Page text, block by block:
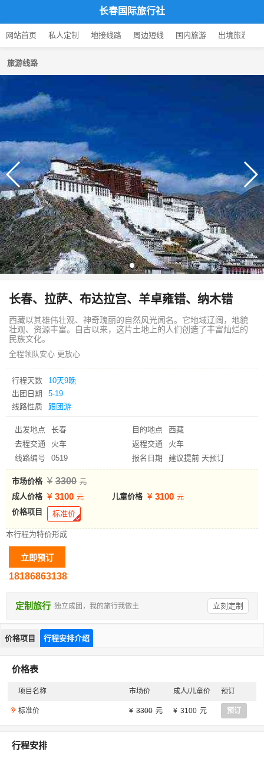
长春国际旅行社
网站首页 私人定制 地接线路 周边短线 国内旅游 出境旅游
旅游线路
长春、拉萨、布达拉宫、羊卓雍错、纳木错
西藏以其雄伟壮观、神奇瑰丽的自然风光闻名。它地域辽阔，地貌
壮观、资源丰富。自古以来，这片土地上的人们创造了丰富灿烂的
民族文化。
全程领队安心 更放心
行程天数
10天9晚
出团日期
5-19
线路性质
跟团游
出发地点 长春 目的地点
西藏
去程交通
火车 返程交通
火车
线路编号
0519 报名日期 建议提前 天预订
市场价格 3300
成人价格 3100 儿童价格 3100
价格项目 标准价
本行程为特价形成
18186863138
定制旅行 独立成团，我的旅行我做主 立刻定制
价格项目 行程安排介绍
价格表
项目名称 市场价 成人/儿童价 预订
标准价 3300 3100 预订
行程安排